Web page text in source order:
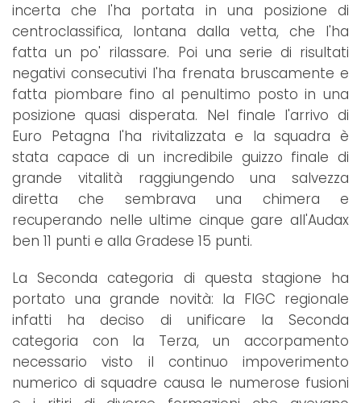
incerta che l'ha portata in una posizione di
centroclassifica, lontana dalla vetta, che l'ha
fatta un po' rilassare. Poi una serie di risultati
negativi consecutivi l'ha frenata bruscamente e
fatta piombare fino al penultimo posto in una
posizione quasi disperata. Nel finale l'arrivo di
Euro Petagna l'ha rivitalizzata e la squadra è
stata capace di un incredibile guizzo finale di
grande vitalità raggiungendo una salvezza
diretta che sembrava una chimera e
recuperando nelle ultime cinque gare all'Audax
ben 11 punti e alla Gradese 15 punti.
La Seconda categoria di questa stagione ha
portato una grande novità: la FIGC regionale
infatti ha deciso di unificare la Seconda
categoria con la Terza, un accorpamento
necessario visto il continuo impoverimento
numerico di squadre causa le numerose fusioni